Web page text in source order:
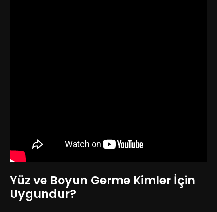
Yüz ve Boyun Germe Kimler İçin
Uygundur?